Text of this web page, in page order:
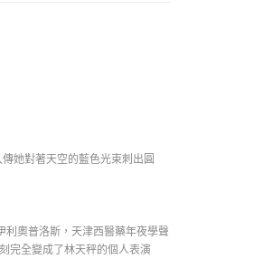
她對著天空的藍色光束刺出圓
奧普洛斯，天津西醫藥年夜學聲
完全變成了林天秤的個人表演